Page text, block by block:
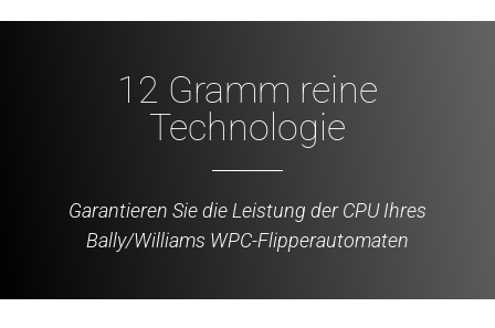
12 Gramm reine
Technologie
Garantieren Sie die Leistung der CPU Ihres
Bally/Williams WPC-Flipperautomaten